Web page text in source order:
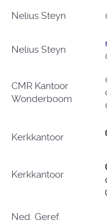
Nelius Steyn
Nelius Steyn
CMR Kantoor
Wonderboom
Kerkkantoor
Kerkkantoor
Ned. Geref.